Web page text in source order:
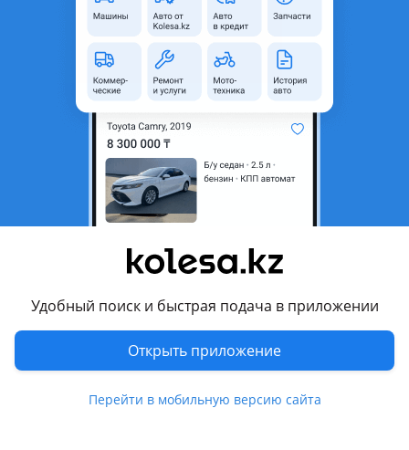
Удобный поиск и быстрая подача в приложении
Открыть приложение
Перейти в мобильную версию сайта
Алматы, Алматинская
область
Б/y
Оригинальность
Оригинал
Комментарий продавца
АВТО РАЗБОР АЛМАТЫ
Mercedes, Subaru, Porsche,
Volkswagen Touareg, Toyota, Lexus, BMW, Bentley, авто звук,
авто свет, охлаждение, подцветка, выхлопная система,
кузовные детали! Звоните уточняйте
Перевести
Авторазбор у Бориса